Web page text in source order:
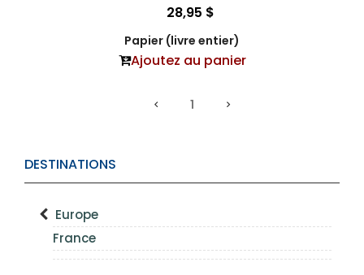
DESTINATIONS
Europe
France
28,95 $
Papier (livre entier)
Ajoutez au panier
1